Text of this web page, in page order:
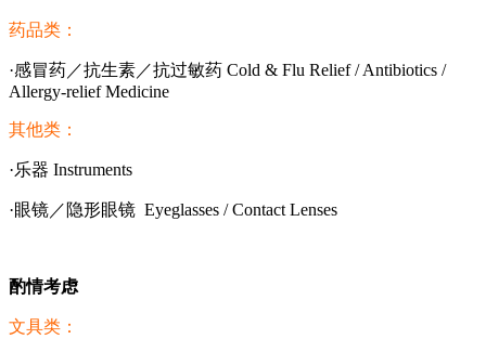
药品类：
·感冒药／抗生素／抗过敏药 Cold & Flu Relief / Antibiotics /
Allergy-relief Medicine
其他类：
·乐器 Instruments
·眼镜／隐形眼镜 Eyeglasses / Contact Lenses
酌情考虑
文具类：